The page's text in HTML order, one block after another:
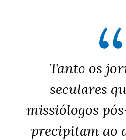
Tanto os
seculares
missiólogos
precipitam ao